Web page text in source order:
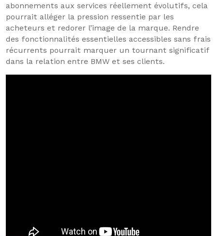
abonnements aux services réellement évolutifs, cela
pourrait alléger la pression ressentie par les
acheteurs et redorer l’image de la marque. Rendre
des fonctionnalités essentielles accessibles sans frais
récurrents pourrait marquer un tournant significatif
dans la relation entre BMW et ses clients.